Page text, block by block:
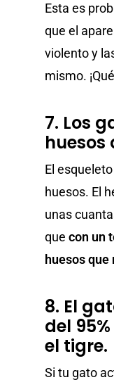
Esta es
que el
violento y
mismo.
7. Los
huesos
El
huesos. El
unas
que con un
huesos que
8. El
del
el tigre.
Si tu gato